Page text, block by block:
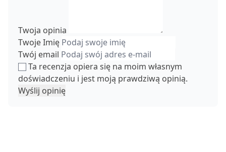
Twoja opinia
Twoje Imię
Twój email
Ta recenzja opiera się na moim własnym
doświadczeniu i jest moją prawdziwą opinią.
Wyślij opinię